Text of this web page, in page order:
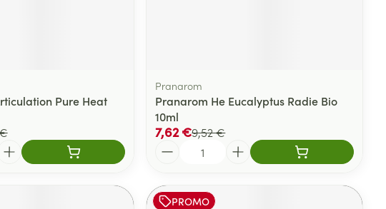
Pure Heat
Pranarom
Pranarom He Eucalyptus Radie Bio
10ml
9,52 €
7,62 €
PROMO